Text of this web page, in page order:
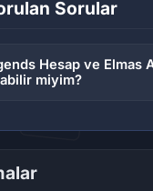
Sorular
Hesap ve Elmas
miyim?